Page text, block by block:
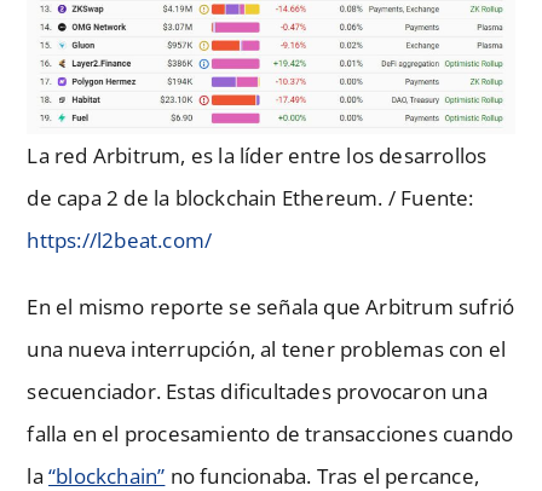
La red Arbitrum, es la líder entre los desarrollos
de capa 2 de la blockchain Ethereum. / Fuente:
https://l2beat.com/
En el mismo reporte se señala que Arbitrum sufrió
una nueva interrupción, al tener problemas con el
secuenciador. Estas dificultades provocaron una
falla en el procesamiento de transacciones cuando
la“blockchain” no funcionaba. Tras el percance,